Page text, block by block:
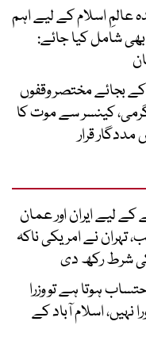
عالمِ اسلام کے لیے اہم
بھی شامل کیا جائے:
بجائے مختصر وقفوں
کینسر سے موت کا
قرار
کے لیے ایران اور عمان
تہران نے امریکی ناکہ
شرط رکھ دی
ہوتا ہے تو وزرا
نہیں، اسلام آباد کے